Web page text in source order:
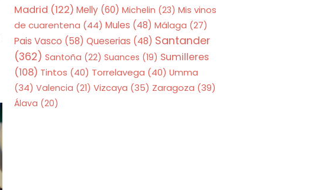
Madrid (122) Melly (60) Michelin (23) Mis vinos
de cuarentena (44) Mules (48) Málaga (27)
Pais Vasco (58) Queserias (48) Santander
(362) Santoña (22) Suances (19) Sumilleres
(108) Tintos (40) Torrelavega (40) Umma
(34) Valencia (21) Vizcaya (35) Zaragoza (39)
Álava (20)